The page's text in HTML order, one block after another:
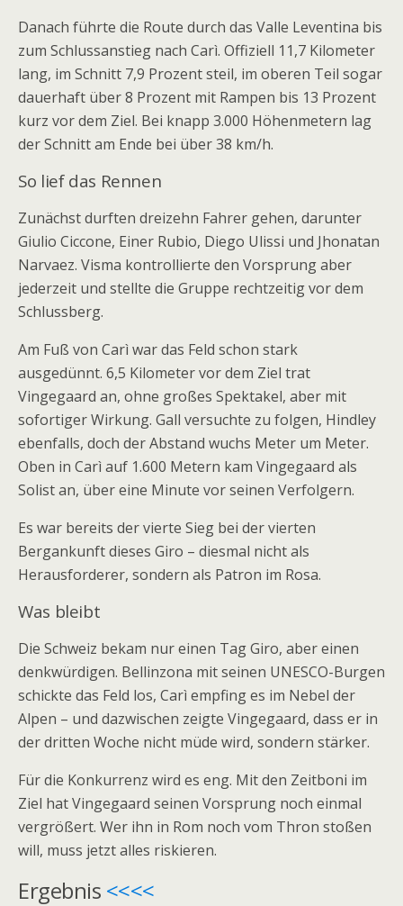
Danach führte die Route durch das Valle Leventina bis
zum Schlussanstieg nach Carì. Offiziell 11,7 Kilometer
lang, im Schnitt 7,9 Prozent steil, im oberen Teil sogar
dauerhaft über 8 Prozent mit Rampen bis 13 Prozent
kurz vor dem Ziel. Bei knapp 3.000 Höhenmetern lag
der Schnitt am Ende bei über 38 km/h.
So lief das Rennen
Zunächst durften dreizehn Fahrer gehen, darunter
Giulio Ciccone, Einer Rubio, Diego Ulissi und Jhonatan
Narvaez. Visma kontrollierte den Vorsprung aber
jederzeit und stellte die Gruppe rechtzeitig vor dem
Schlussberg.
Am Fuß von Carì war das Feld schon stark
ausgedünnt. 6,5 Kilometer vor dem Ziel trat
Vingegaard an, ohne großes Spektakel, aber mit
sofortiger Wirkung. Gall versuchte zu folgen, Hindley
ebenfalls, doch der Abstand wuchs Meter um Meter.
Oben in Carì auf 1.600 Metern kam Vingegaard als
Solist an, über eine Minute vor seinen Verfolgern.
Es war bereits der vierte Sieg bei der vierten
Bergankunft dieses Giro – diesmal nicht als
Herausforderer, sondern als Patron im Rosa.
Was bleibt
Die Schweiz bekam nur einen Tag Giro, aber einen
denkwürdigen. Bellinzona mit seinen UNESCO-Burgen
schickte das Feld los, Carì empfing es im Nebel der
Alpen – und dazwischen zeigte Vingegaard, dass er in
der dritten Woche nicht müde wird, sondern stärker.
Für die Konkurrenz wird es eng. Mit den Zeitboni im
Ziel hat Vingegaard seinen Vorsprung noch einmal
vergrößert. Wer ihn in Rom noch vom Thron stoßen
will, muss jetzt alles riskieren.
Ergebnis <<<<